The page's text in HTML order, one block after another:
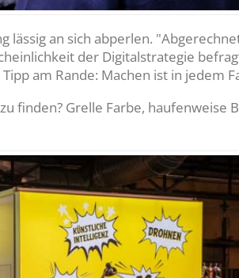
an sich abperlen.
der Digitalstrategie
am Rande: Machen ist in jedem
finden? Grelle Farbe, haufenweise